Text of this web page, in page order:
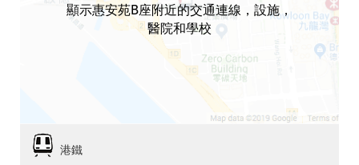
顯示惠安苑B座附近的交通連線，設施，
醫院和學校
港鐵